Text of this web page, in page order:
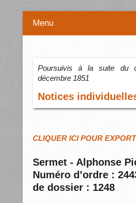
Menu
Poursuivis à la suite du
décembre 1851
Notices
CLIQUER ICI POUR
Sermet - Alphonse
Numéro d’ordre :
de dossier : 1248